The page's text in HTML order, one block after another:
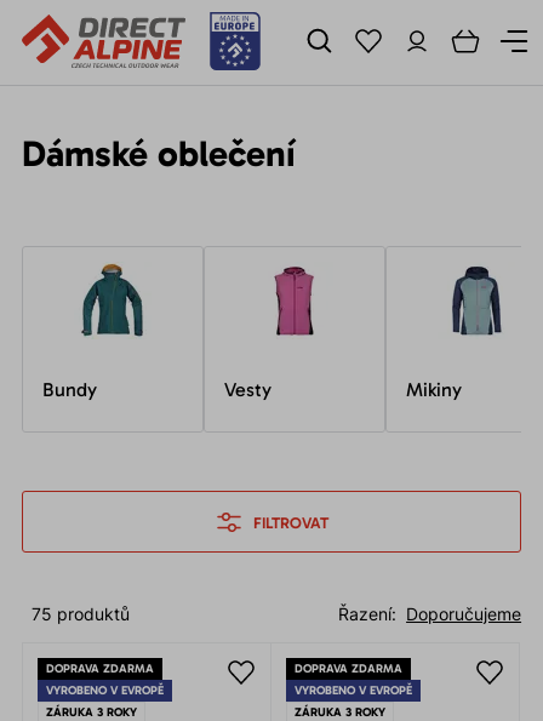
Dámské oblečení
Bundy Vesty Mikiny
FILTROVAT
Doporučujeme
Řazení:
75 produktů
DOPRAVA ZDARMA
VYROBENO V EVROPĚ
ZÁRUKA 3 ROKY
DOPRAVA ZDARMA
VYROBENO V EVROPĚ
ZÁRUKA 3 ROKY